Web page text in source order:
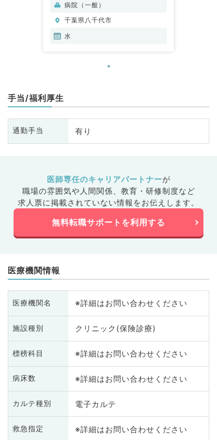
病院（一般）
千葉県八千代市
水
手当/福利厚生
通勤手当 有り
医師専任のキャリアパートナーが
職場の雰囲気や人間関係、 教育・研修制度など
求人票に掲載されていない情報をお伝えします。
無料転職サポートを利用する
医療機関情報
医療機関名 ※詳細はお問い合わせください
施設種別 クリニック(保険診療)
標榜科目 ※詳細はお問い合わせください
病床数 ※詳細はお問い合わせください
カルテ種別 電子カルテ
救急指定 ※詳細はお問い合わせください